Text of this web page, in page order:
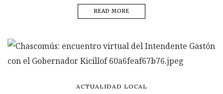
READ MORE
ACTUALIDAD LOCAL